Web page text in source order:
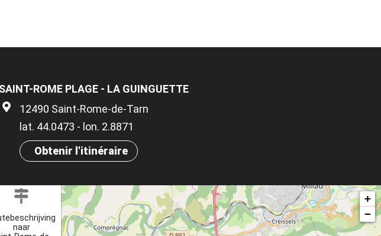
SAINT-ROME PLAGE - LA GUINGUETTE
12490 Saint-Rome-de-Tarn
lat. 44.0473 - lon. 2.8871
Obtenir l'itinéraire
naar
+
−